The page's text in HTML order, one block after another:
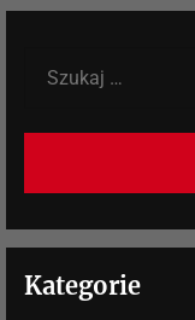
Kategorie